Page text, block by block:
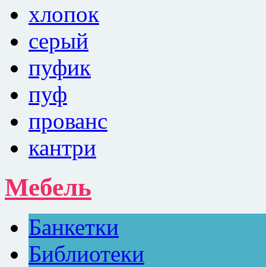
хлопок
серый
пуфик
пуф
прованс
кантри
Мебель
Банкетки
Библиотеки